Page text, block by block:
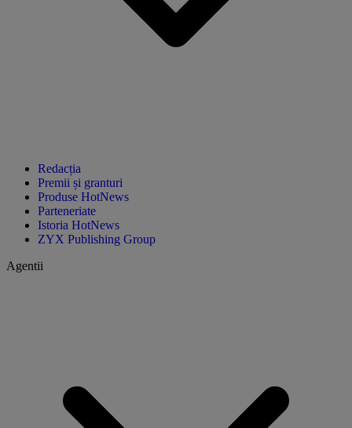
Redacția
Premii și granturi
Produse HotNews
Parteneriate
Istoria HotNews
ZYX Publishing Group
Agentii